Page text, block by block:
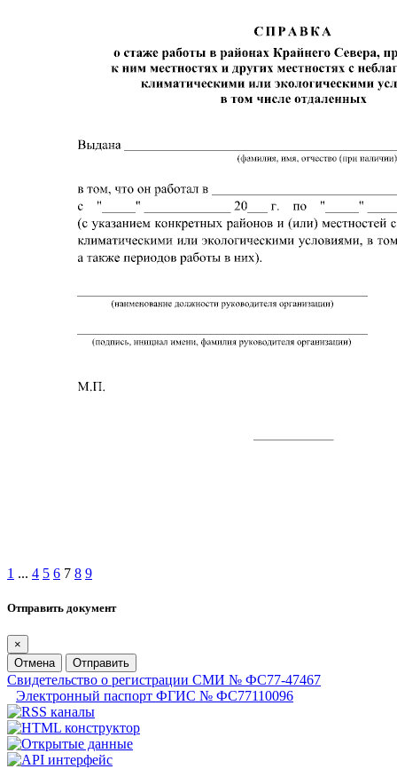
1 ... 4 5 6 7 8 9
Отправить документ
×
Отмена
Отправить
Свидетельство о регистрации СМИ № ФС77-47467
Электронный паспорт ФГИС № ФС77110096